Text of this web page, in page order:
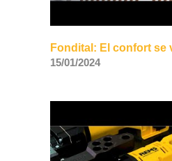
Fondital: El confort se
15/01/2024